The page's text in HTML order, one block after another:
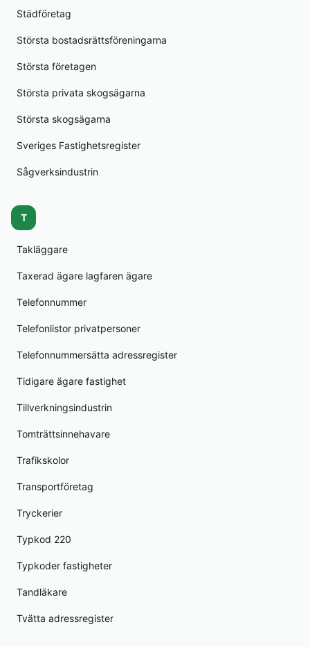
Städföretag
Största bostadsrättsföreningarna
Största företagen
Största privata skogsägarna
Största skogsägarna
Sveriges Fastighetsregister
Sågverksindustrin
T
Takläggare
Taxerad ägare lagfaren ägare
Telefonnummer
Telefonlistor privatpersoner
Telefonnummersätta adressregister
Tidigare ägare fastighet
Tillverkningsindustrin
Tomträttsinnehavare
Trafikskolor
Transportföretag
Tryckerier
Typkod 220
Typkoder fastigheter
Tandläkare
Tvätta adressregister